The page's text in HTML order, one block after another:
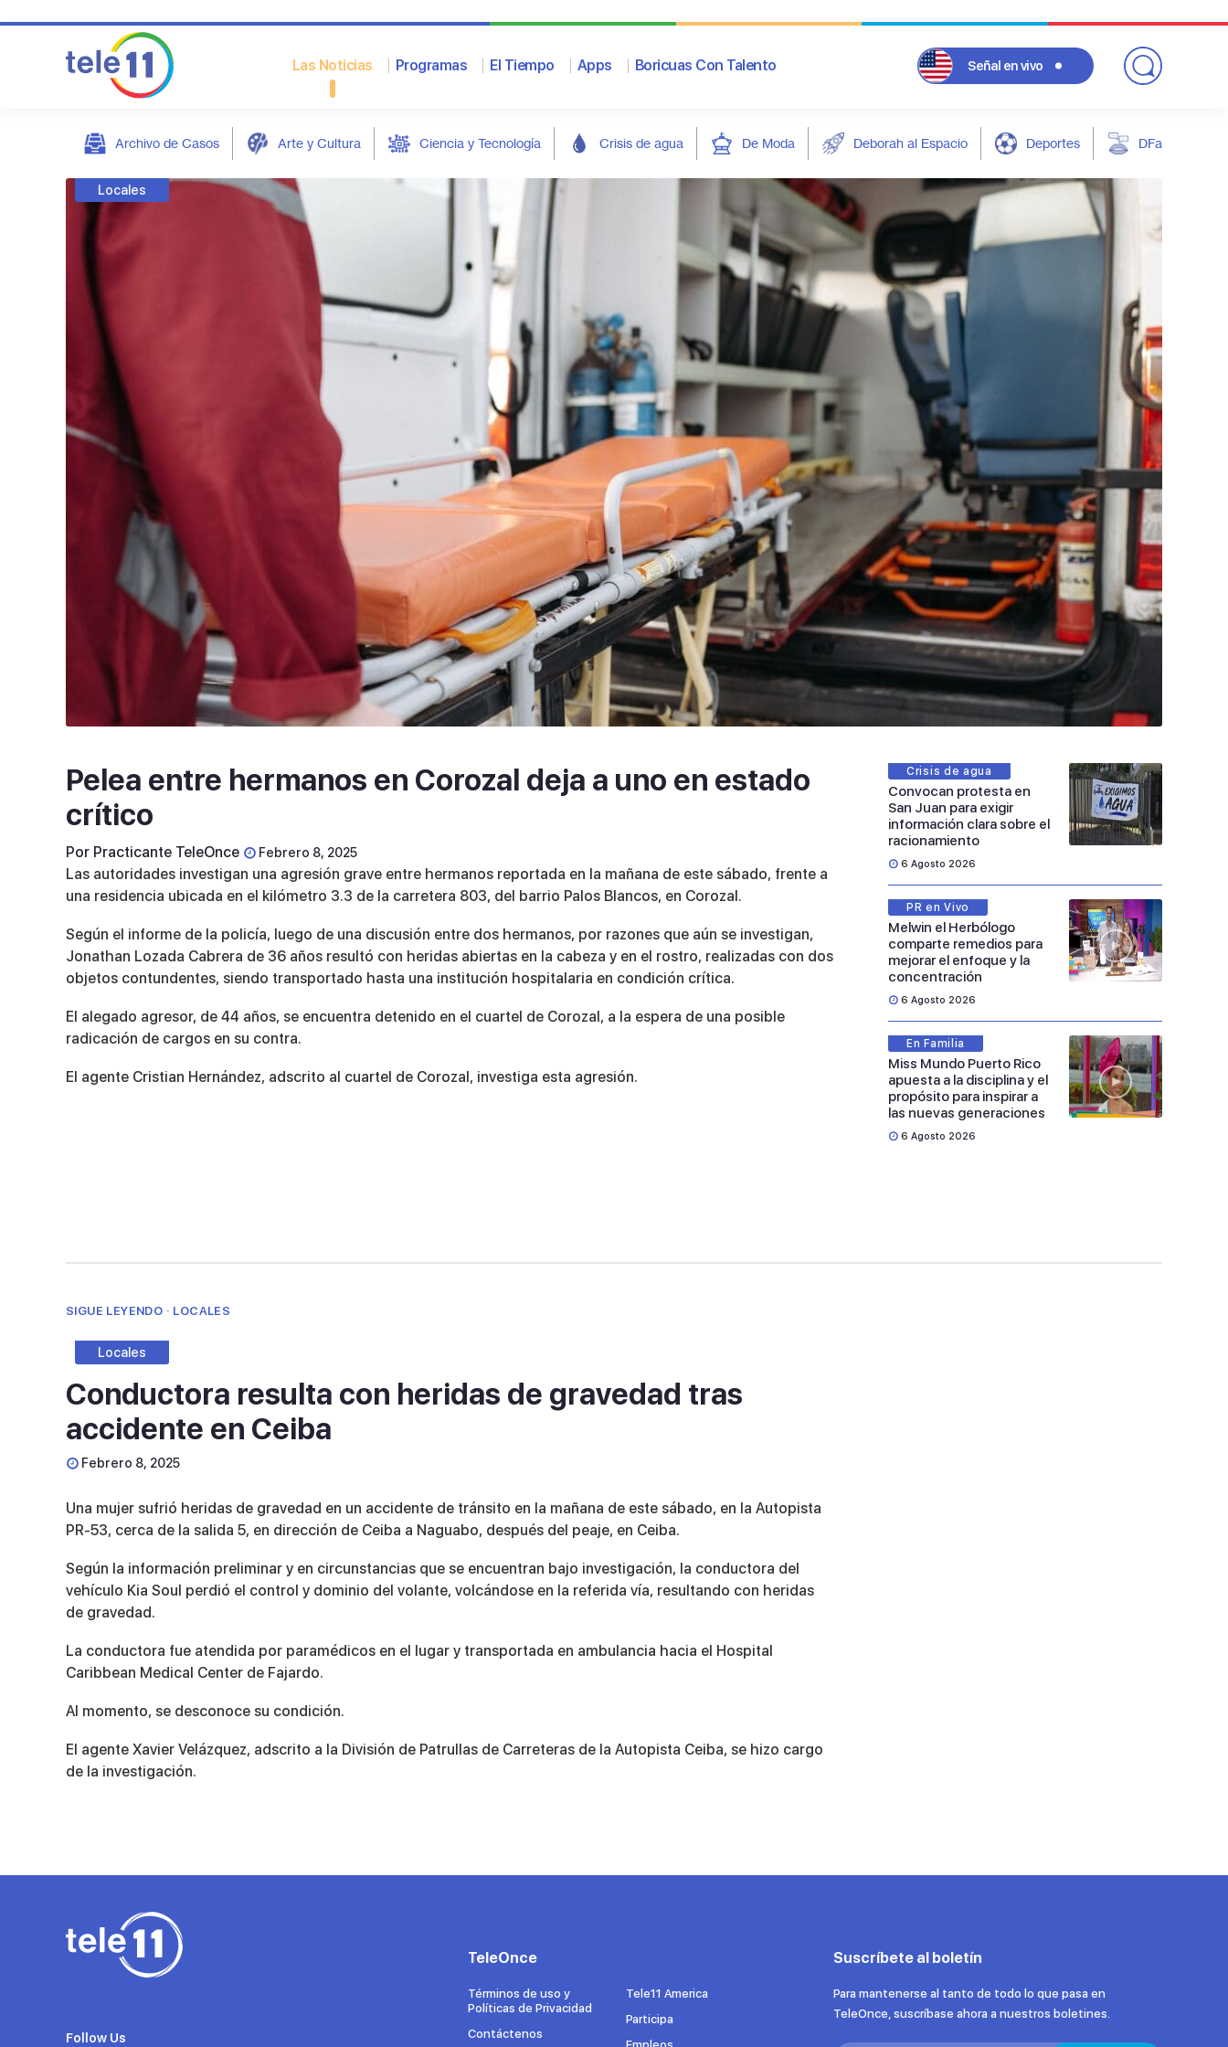
Las Noticias Programas El Tiempo Apps Boricuas Con Talento Señal en vivo
Archivo de Casos Arte y Cultura Ciencia y Tecnología Crisis de agua De Moda Deborah al Espacio Deportes DFarándula
Locales
Pelea entre hermanos en Corozal deja a uno en estado
crítico
Por Practicante TeleOnce Febrero 8, 2025
Las autoridades investigan una agresión grave entre hermanos reportada en la mañana de este sábado, frente a
una residencia ubicada en el kilómetro 3.3 de la carretera 803, del barrio Palos Blancos, en Corozal.
Según el informe de la policía, luego de una discusión entre dos hermanos, por razones que aún se investigan,
Jonathan Lozada Cabrera de 36 años resultó con heridas abiertas en la cabeza y en el rostro, realizadas con dos
objetos contundentes, siendo transportado hasta una institución hospitalaria en condición crítica.
El alegado agresor, de 44 años, se encuentra detenido en el cuartel de Corozal, a la espera de una posible
radicación de cargos en su contra.
El agente Cristian Hernández, adscrito al cuartel de Corozal, investiga esta agresión.
Crisis de agua
Convocan protesta en
San Juan para exigir
información clara sobre el
racionamiento
6 Agosto 2026
PR en Vivo
Melwin el Herbólogo
comparte remedios para
mejorar el enfoque y la
concentración
6 Agosto 2026
En Familia
Miss Mundo Puerto Rico
apuesta a la disciplina y el
propósito para inspirar a
las nuevas generaciones
6 Agosto 2026
SIGUE LEYENDO · LOCALES
Locales
Conductora resulta con heridas de gravedad tras
accidente en Ceiba
Febrero 8, 2025
Una mujer sufrió heridas de gravedad en un accidente de tránsito en la mañana de este sábado, en la Autopista
PR-53, cerca de la salida 5, en dirección de Ceiba a Naguabo, después del peaje, en Ceiba.
Según la información preliminar y en circunstancias que se encuentran bajo investigación, la conductora del
vehículo Kia Soul perdió el control y dominio del volante, volcándose en la referida vía, resultando con heridas
de gravedad.
La conductora fue atendida por paramédicos en el lugar y transportada en ambulancia hacia el Hospital
Caribbean Medical Center de Fajardo.
Al momento, se desconoce su condición.
El agente Xavier Velázquez, adscrito a la División de Patrullas de Carreteras de la Autopista Ceiba, se hizo cargo
de la investigación.
Follow Us
TeleOnce
Términos de uso y
Políticas de Privacidad
Contáctenos
Tele11 America
Participa
Suscríbete al boletín
Para mantenerse al tanto de todo lo que pasa en
TeleOnce, suscríbase ahora a nuestros boletines.